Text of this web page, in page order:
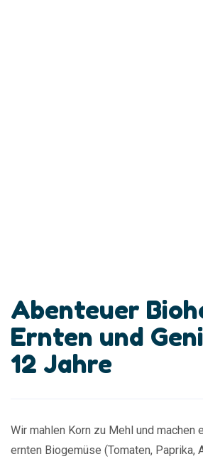
Abenteuer
Ernten und
12 Jahre
Wir mahlen Korn zu Mehl und machen
ernten Biogemüse (Tomaten, Paprika,